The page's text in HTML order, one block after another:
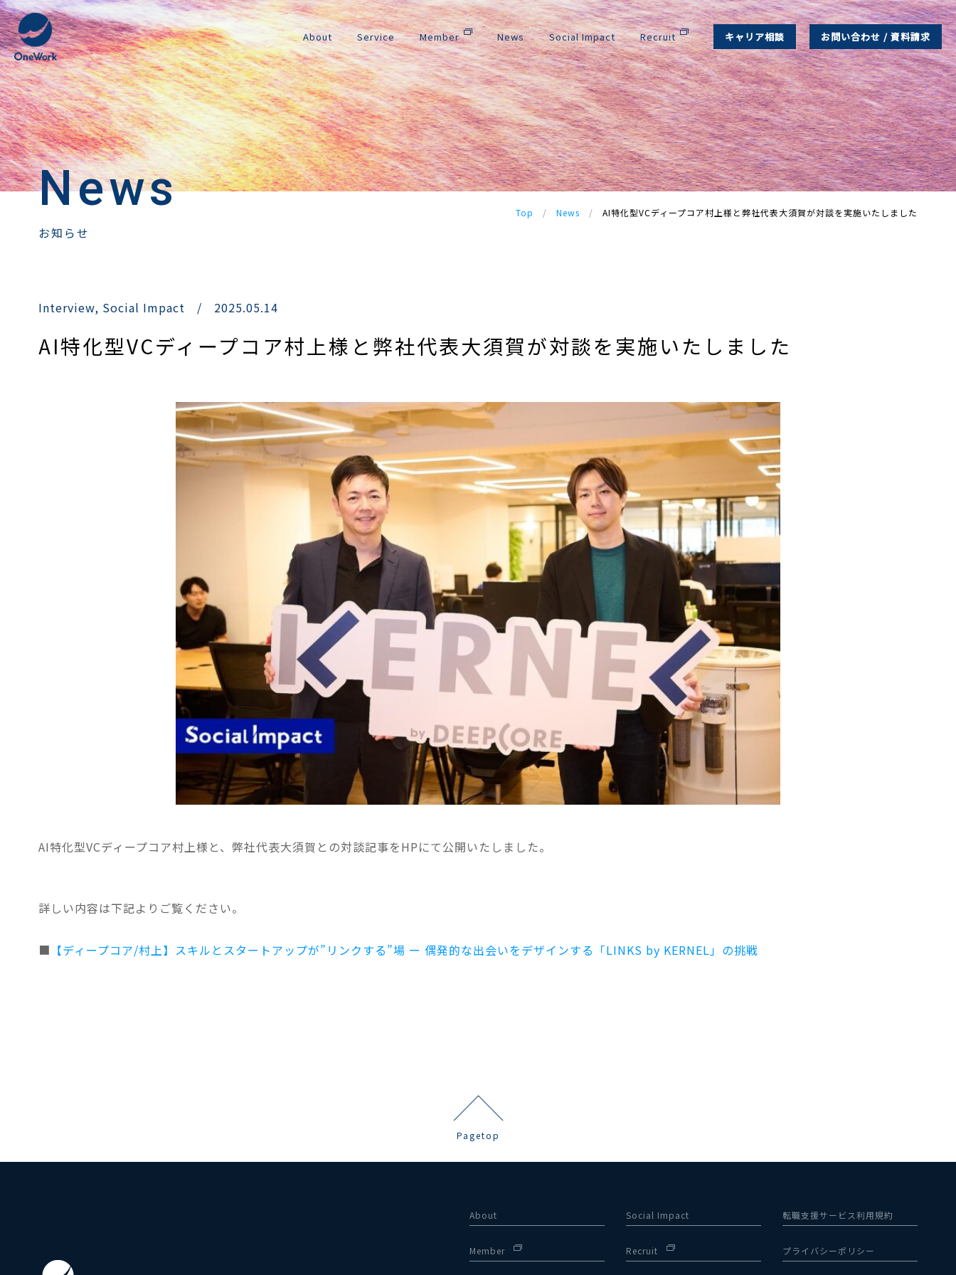
About Service Member News Social Impact Recruit キャリア相談 お問い合わせ / 資料請求
News
お知らせ
Top / News / AI特化型VCディープコア村上様と弊社代表大須賀が対談を実施いたしました
Interview, Social Impact / 2025.05.14
AI特化型VCディープコア村上様と弊社代表大須賀が対談を実施いたしました
AI特化型VCディープコア村上様と、弊社代表大須賀との対談記事をHPにて公開いたしました。
詳しい内容は下記よりご覧ください。
■ 【ディープコア/村上】スキルとスタートアップが”リンクする”場 ー 偶発的な出会いをデザインする「LINKS by KERNEL」の挑戦
Pagetop
About
Member
Social Impact
Recruit
転職支援サービス利用規約
プライバシーポリシー